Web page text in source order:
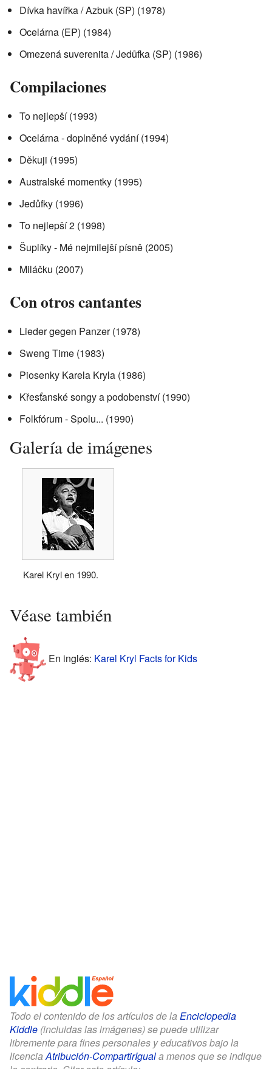
Dívka havířka / Azbuk (SP) (1978)
Ocelárna (EP) (1984)
Omezená suverenita / Jedůfka (SP) (1986)
Compilaciones
To nejlepší (1993)
Ocelárna - doplněné vydání (1994)
Děkuji (1995)
Australské momentky (1995)
Jedůfky (1996)
To nejlepší 2 (1998)
Šuplíky - Mé nejmilejší písně (2005)
Miláčku (2007)
Con otros cantantes
Lieder gegen Panzer (1978)
Sweng Time (1983)
Piosenky Karela Kryla (1986)
Křesťanské songy a podobenství (1990)
Folkfórum - Spolu... (1990)
Galería de imágenes
Karel Kryl en 1990.
Véase también
En inglés: Karel Kryl Facts for Kids
Todo el contenido de los artículos de la Enciclopedia
Kiddle (incluidas las imágenes) se puede utilizar
libremente para fines personales y educativos bajo la
licenciaAtribución-CompartirIguala menos que se indique